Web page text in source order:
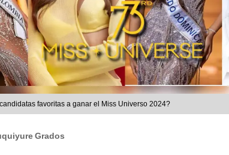
favoritas a ganar el Miss Universo 2024?
Grados